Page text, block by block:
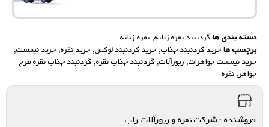
دسته بندی ها گردنبند نقره زنانه, نقره زنانه
برچسب ها خرید گردنبند جذاب, خرید گردنبند لوکس, خرید نقره, خرید نیمست,
خرید نیمست جواهرات, زیورآلات, گردنبند جذاب نقره, گردنبند جذاب نقره طرح
جواهر, نقره
فروشنده : شرکت نقره و زیورآلات زاب